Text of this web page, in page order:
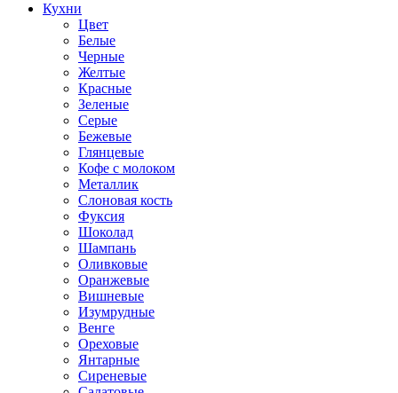
Кухни
Цвет
Белые
Черные
Желтые
Красные
Зеленые
Серые
Бежевые
Глянцевые
Кофе с молоком
Металлик
Слоновая кость
Фуксия
Шоколад
Шампань
Оливковые
Оранжевые
Вишневые
Изумрудные
Венге
Ореховые
Янтарные
Сиреневые